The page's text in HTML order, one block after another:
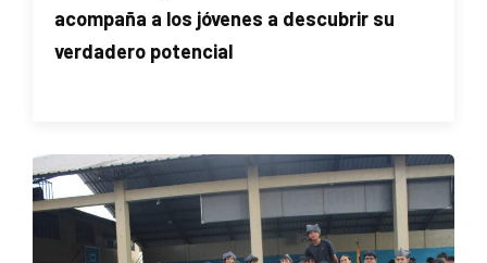
acompaña a los jóvenes a descubrir su
verdadero potencial